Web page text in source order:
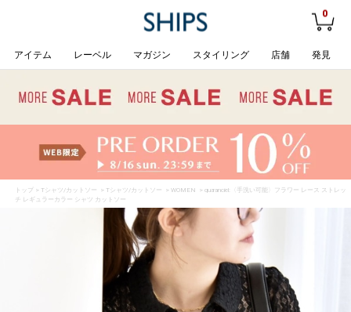
0
アイテム レーベル マガジン スタイリング 店舗 発見
トップ > Tシャツ/カットソー > Tシャツ/カットソー > WOMEN > quaranciel:〈手洗い可能〉フラワー レース ストレッ
チ レギュラーカラー シャツ カットソー